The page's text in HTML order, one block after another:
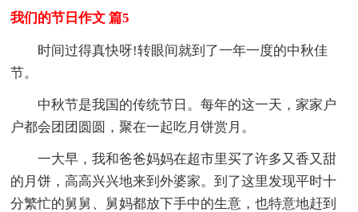
我们的节日作文 篇5
时间过得真快呀!转眼间就到了一年一度的中秋佳
节。
中秋节是我国的传统节日。每年的这一天，家家户
户都会团团圆圆，聚在一起吃月饼赏月。
一大早，我和爸爸妈妈在超市里买了许多又香又甜
的月饼，高高兴兴地来到外婆家。到了这里发现平时十
分繁忙的舅舅、舅妈都放下手中的生意，也特意地赶到